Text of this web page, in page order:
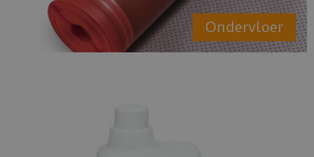
Ondervloer